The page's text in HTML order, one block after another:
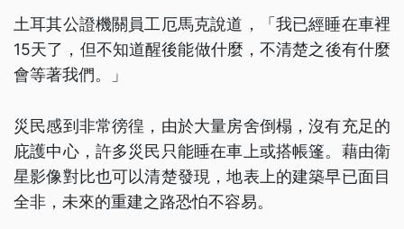
土耳其公證機關員工厄馬克說道，「我已經睡在車裡
15天了，但不知道醒後能做什麼，不清楚之後有什麼
會等著我們。」
災民感到非常徬徨，由於大量房舍倒榻，沒有充足的
庇護中心，許多災民只能睡在車上或搭帳篷。藉由衛
星影像對比也可以清楚發現，地表上的建築早已面目
全非，未來的重建之路恐怕不容易。